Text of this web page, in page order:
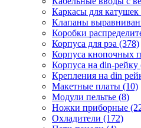
Каркасы для катушек
Клапаны
Коробки
Корпуса для рэа (378)
Корпуса кнопочных
Корпуса на din-рейку
Крепления на din
Макетные платы (10)
Модули пельтье (8)
Ножки приборные
Охладители (172)